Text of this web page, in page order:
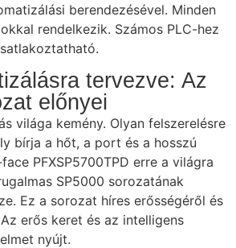
berendezésével. Minden
rendelkezik. Számos PLC-hez
tervezve: Az
előnyei
világa kemény. Olyan felszerelésre
bírja a hőt, a port és a hosszú
PFXSP5700TPD erre a világra
SP5000 sorozatának
Ez a sorozat híres erősségéről és
erős keret és az intelligens
nyújt.